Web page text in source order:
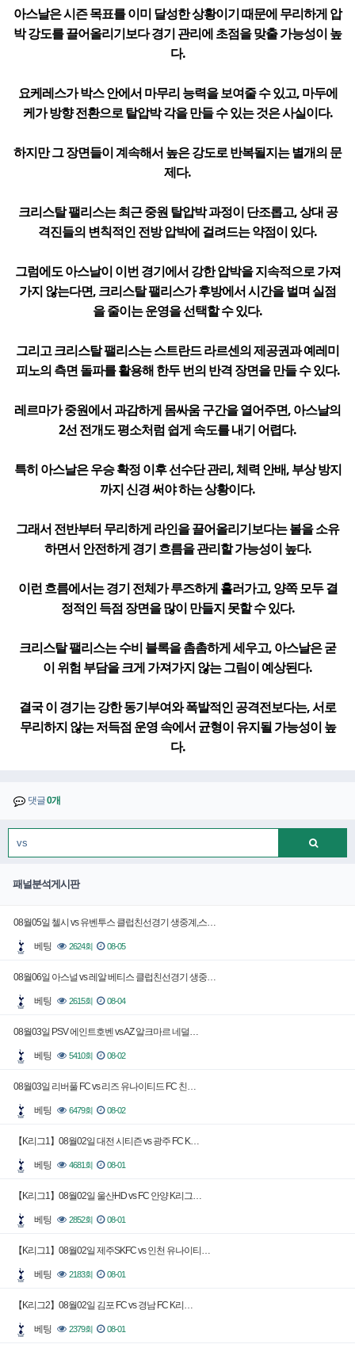
아스날은 시즌 목표를 이미 달성한 상황이기 때문에 무리하게 압
박 강도를 끌어올리기보다 경기 관리에 초점을 맞출 가능성이 높
다.
요케레스가 박스 안에서 마무리 능력을 보여줄 수 있고, 마두에
케가 방향 전환으로 탈압박 각을 만들 수 있는 것은 사실이다.
하지만 그 장면들이 계속해서 높은 강도로 반복될지는 별개의 문
제다.
크리스탈 팰리스는 최근 중원 탈압박 과정이 단조롭고, 상대 공
격진들의 변칙적인 전방 압박에 걸려드는 약점이 있다.
그럼에도 아스날이 이번 경기에서 강한 압박을 지속적으로 가져
가지 않는다면, 크리스탈 팰리스가 후방에서 시간을 벌며 실점
을 줄이는 운영을 선택할 수 있다.
그리고 크리스탈 팰리스는 스트란드 라르센의 제공권과 예레미
피노의 측면 돌파를 활용해 한두 번의 반격 장면을 만들 수 있다.
레르마가 중원에서 과감하게 몸싸움 구간을 열어주면, 아스날의
2선 전개도 평소처럼 쉽게 속도를 내기 어렵다.
특히 아스날은 우승 확정 이후 선수단 관리, 체력 안배, 부상 방지
까지 신경 써야 하는 상황이다.
그래서 전반부터 무리하게 라인을 끌어올리기보다는 볼을 소유
하면서 안전하게 경기 흐름을 관리할 가능성이 높다.
이런 흐름에서는 경기 전체가 루즈하게 흘러가고, 양쪽 모두 결
정적인 득점 장면을 많이 만들지 못할 수 있다.
크리스탈 팰리스는 수비 블록을 촘촘하게 세우고, 아스날은 굳
이 위험 부담을 크게 가져가지 않는 그림이 예상된다.
결국 이 경기는 강한 동기부여와 폭발적인 공격전보다는, 서로
무리하지 않는 저득점 운영 속에서 균형이 유지될 가능성이 높
다.
댓글0개
패널분석게시판
08월05일 첼시 vs 유벤투스 클럽친선경기 생중계,스…
베팅 2624회 08-05
08월06일 아스널 vs 레알 베티스 클럽친선경기 생중…
베팅 2615회 08-04
08월03일 PSV 에인트호벤 vs AZ 알크마르 네덜…
베팅 5410회 08-02
08월03일 리버풀 FC vs 리즈 유나이티드 FC 친…
베팅 6479회 08-02
【K리그1】08월02일 대전 시티즌 vs 광주 FC K…
베팅 4681회 08-01
【K리그1】08월02일 울산HD vs FC 안양 K리그…
베팅 2852회 08-01
【K리그1】08월02일 제주SKFC vs 인천 유나이티…
베팅 2183회 08-01
【K리그2】08월02일 김포 FC vs 경남 FC K리…
베팅 2379회 08-01